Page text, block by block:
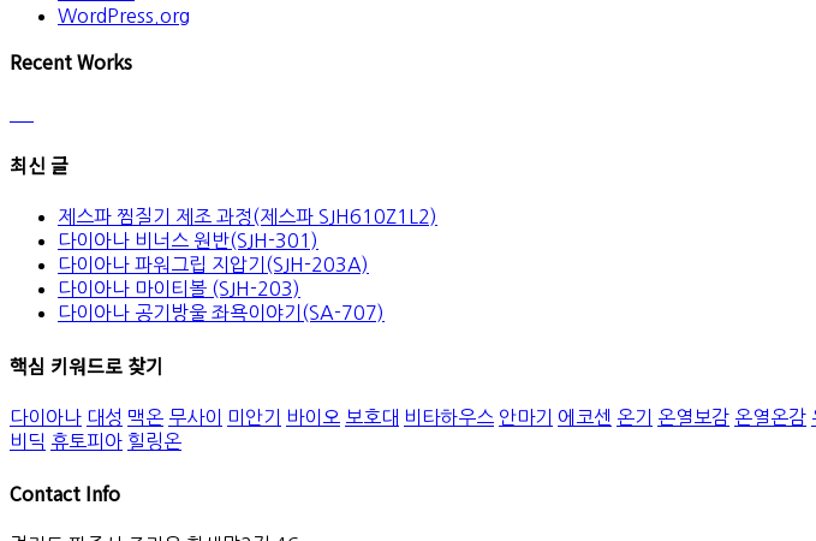
WordPress.org
Recent Works
최신 글
제스파 찜질기 제조 과정(제스파 SJH610Z1L2)
다이아나 비너스 원반(SJH-301)
다이아나 파워그립 지압기(SJH-203A)
다이아나 마이티볼 (SJH-203)
다이아나 공기방울 좌욕이야기(SA-707)
핵심 키워드로 찾기
다이아나 대성 맥온 무사이 미안기 바이오 보호대 비타하우스 안마기 에코센 온기 온열보감 온열온감
비딕 휴토피아 힐링온
Contact Info